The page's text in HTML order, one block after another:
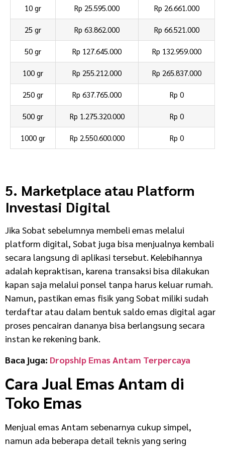
10 gr Rp 25.595.000 Rp 26.661.000
25 gr Rp 63.862.000 Rp 66.521.000
50 gr Rp 127.645.000 Rp 132.959.000
100 gr Rp 255.212.000 Rp 265.837.000
250 gr Rp 637.765.000 Rp 0
500 gr Rp 1.275.320.000 Rp 0
1000 gr Rp 2.550.600.000 Rp 0
5. Marketplace atau Platform
Investasi Digital
Jika Sobat sebelumnya membeli emas melalui
platform digital, Sobat juga bisa menjualnya kembali
secara langsung di aplikasi tersebut. Kelebihannya
adalah kepraktisan, karena transaksi bisa dilakukan
kapan saja melalui ponsel tanpa harus keluar rumah.
Namun, pastikan emas fisik yang Sobat miliki sudah
terdaftar atau dalam bentuk saldo emas digital agar
proses pencairan dananya bisa berlangsung secara
instan ke rekening bank.
Baca juga: Dropship Emas Antam Terpercaya
Cara Jual Emas Antam di
Toko Emas
Menjual emas Antam sebenarnya cukup simpel,
namun ada beberapa detail teknis yang sering